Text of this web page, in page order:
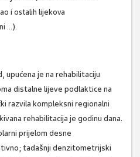
i ostalih lijekova
...).
upućena je na rehabilitaciju
distalne lijeve podlaktice na
razvila kompleksni regionalni
rehabilitacija je godinu dana.
prijelom desne
tadašnji denzitometrijski